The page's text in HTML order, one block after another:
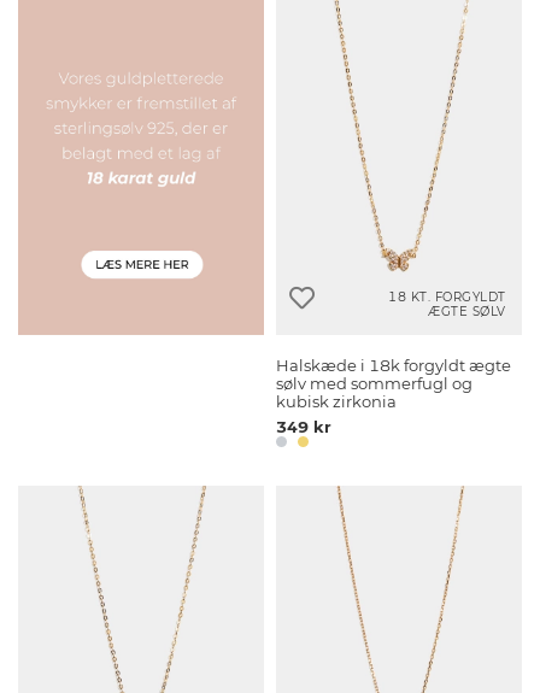
18 KT. FORGYLDT
ÆGTE SØLV
Halskæde i 18k forgyldt ægte
sølv med sommerfugl og
kubisk zirkonia
349 kr